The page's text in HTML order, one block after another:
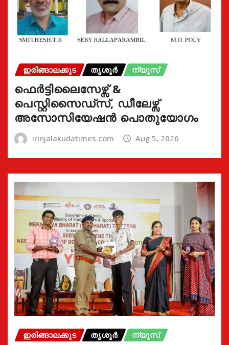
ഇരിങ്ങാലക്കുട തൃശൂർ ന്യൂസ്
ഫെർട്ടിലൈസേഴ്സ് &
പെസ്റ്റിസൈഡ്സ്, ഡീലേഴ്സ്
അസോസിയേഷൻ പൊതുയോഗം
irinjalakudatimes.com Aug 5, 2026
ഇരിങ്ങാലക്കുട തൃശൂർ ന്യൂസ്